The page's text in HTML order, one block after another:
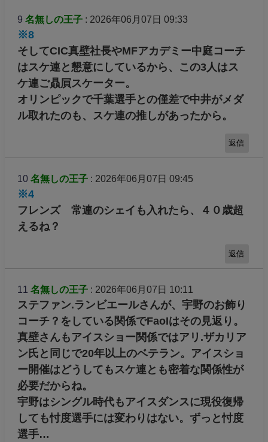
9 名無しの王子: 2026年06月07日 09:33
※8
そしてCIC真壁社長やMFアカデミー中庭コーチ
はスケ連と懇意にしているから、この3人はス
ケ連ご贔屓スケーター。
オリンピックで千葉選手との僅差で中井がメダ
ル取れたのも、スケ連の推しがあったから。
返信
10 名無しの王子: 2026年06月07日 09:45
※4
フレンズ 常連のシェイも入れたら、４０歳超
えるね？
返信
11 名無しの王子: 2026年06月07日 10:11
ステファン.ランビエールさんが、宇野のお飾り
コーチ？をしている関係でFaoIはその見返り。
真壁さんもアイスショー関係ではアリ.ザカリア
ン氏と同じで20年以上のベテラン。アイスショ
ー開催はどうしてもスケ連とも密着な関係性が
必要だからね。
宇野はシングル時代もアイスダンスに現役復帰
しても忖度選手には変わりはない。ずっと忖度
選手…